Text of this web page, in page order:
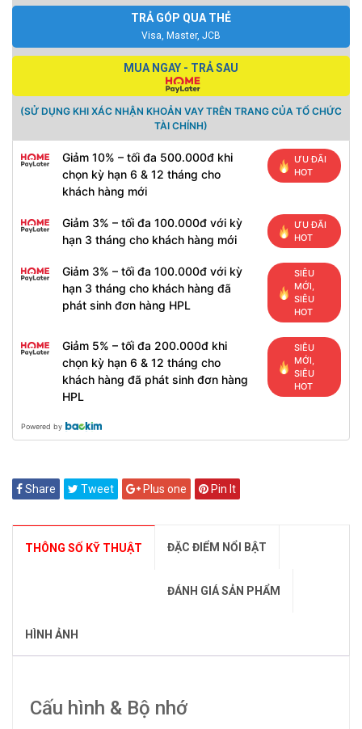
TRẢ GÓP QUA THẺ
Visa, Master, JCB
MUA NGAY - TRẢ SAU
(SỬ DỤNG KHI XÁC NHẬN KHOẢN VAY TRÊN TRANG CỦA TỔ CHỨC
TÀI CHÍNH)
Giảm 10% – tối đa 500.000đ khi
chọn kỳ hạn 6 & 12 tháng cho
khách hàng mới
ƯU ĐÃI
HOT
Giảm 3% – tối đa 100.000đ với kỳ
hạn 3 tháng cho khách hàng mới
ƯU ĐÃI
HOT
Giảm 3% – tối đa 100.000đ với kỳ
hạn 3 tháng cho khách hàng đã
phát sinh đơn hàng HPL
SIÊU
MỚI,
SIÊU
HOT
Giảm 5% – tối đa 200.000đ khi
chọn kỳ hạn 6 & 12 tháng cho
khách hàng đã phát sinh đơn hàng
HPL
SIÊU
MỚI,
SIÊU
HOT
Powered by
Share Tweet Plus one Pin It
THÔNG SỐ KỸ THUẬT ĐẶC ĐIỂM NỔI BẬT
ĐÁNH GIÁ SẢN PHẨM
HÌNH ẢNH
Cấu hình & Bộ nhớ